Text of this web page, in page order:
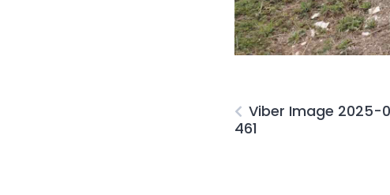
Viber Image
461